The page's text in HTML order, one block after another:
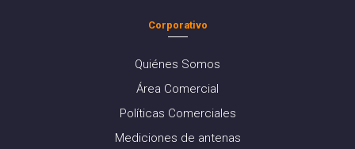
Corporativo
Quiénes Somos
Área Comercial
Políticas Comerciales
Mediciones de antenas